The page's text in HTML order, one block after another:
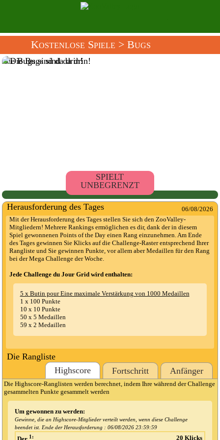
Kostenlose Spiele > Bugs
Die Bugs sind da drin!
SPIELT
UNBEGRENZT
Herausforderung des Tages
06/08/2026
Mit der Herausforderung des Tages stellen Sie sich den ZooValley-
Mitgliedern! Mehrere Rankings ermöglichen es dir, dank der in diesem
Spiel gewonnenen Points of the Day einen Rang einzunehmen. Am Ende
des Tages gewinnen Sie Klicks auf die Challenge-Raster entsprechend Ihrer
Rangliste und Sie gewinnen Punkte, vor allem aber Medaillen für den Rang
bei der Mega Challenge der Woche.
Jede Challenge du Jour Grid wird enthalten:
5 x Butin pour Eine maximale Verstärkung von 1000 Medaillen
1 x 100 Punkte
10 x 10 Punkte
50 x 5 Medaillen
59 x 2 Medaillen
Die Rangliste
Highscore
Fortschritt Anfänger
Die Highscore-Ranglisten werden berechnet, indem Ihre während der Challenge
gesammelten Punkte gesammelt werden
Um gewonnen zu werden:
Gewinne, die an Highscore-Mitglieder verteilt werden, wenn diese Challenge
beendet ist. Ende der Herausforderung : 06/08/2026 23:59:59
1: 20 Klicks